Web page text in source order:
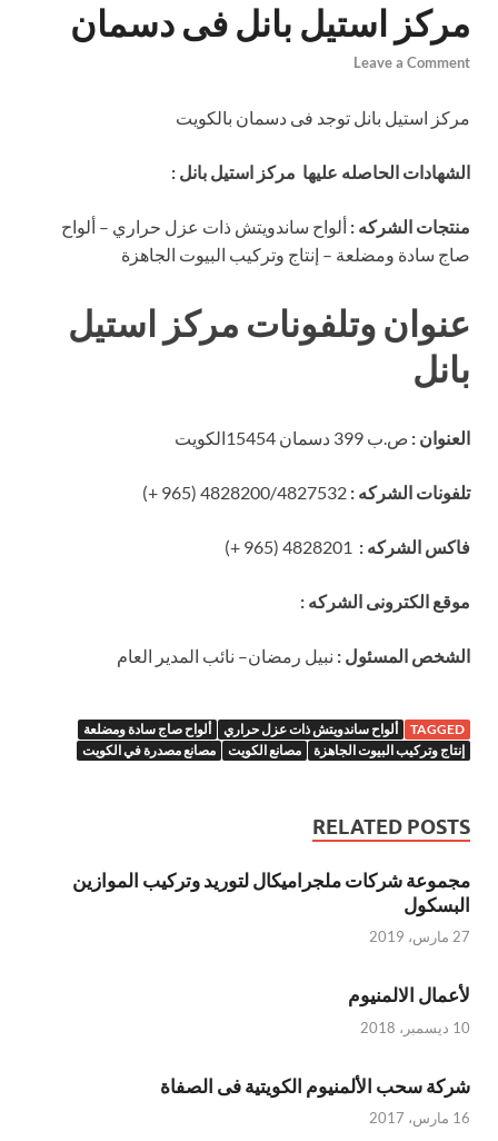
مركز استيل بانل فى دسمان
Leave a Comment
مركز استيل بانل توجد فى دسمان بالكويت
الشهادات الحاصله عليها مركز استيل بانل :
منتجات الشركه : ألواح ساندويتش ذات عزل حراري – ألواح
صاج سادة ومضلعة – إنتاج وتركيب البيوت الجاهزة
عنوان وتلفونات مركز استيل
بانل
العنوان : ص.ب 399 دسمان 15454الكويت
تلفونات الشركه : 4828200/4827532 (965 +)
فاكس الشركه : 4828201 (965 +)
موقع الكترونى الشركه :
الشخص المسئول : نبيل رمضان– نائب المدير العام
TAGGED ألواح ساندويتش ذات عزل حراري
ألواح صاج سادة ومضلعة
إنتاج وتركيب البيوت الجاهزة
مصانع الكويت مصانع مصدرة في الكويت
RELATED POSTS
مجموعة شركات ملجراميكال لتوريد وتركيب الموازين
البسكول
27 مارس، 2019
لأعمال الالمنيوم
10 ديسمبر، 2018
شركة سحب الألمنيوم الكويتية فى الصفاة
16 مارس، 2017